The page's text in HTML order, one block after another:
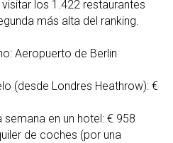
los 1.422 restaurantes
más alta del ranking.
Aeropuerto de Berlin
(desde Londres Heathrow): €
en un hotel: € 958
de coches (por una